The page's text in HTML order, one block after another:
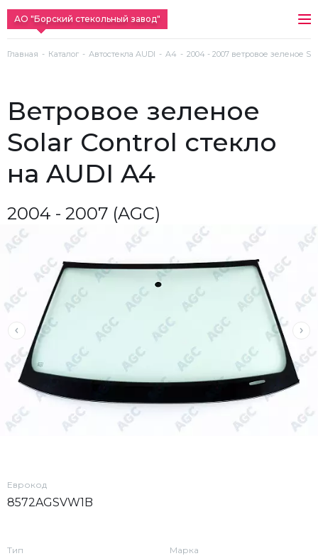
АО "Борский стекольный завод"
Главная Каталог Автостекла AUDI A4 2004 - 2007 ветровое зеленое
ветровое зеленое
Solar Control стекло
на AUDI A4
2004 - 2007 (AGC)
Еврокод
8572AGSVW1B
Тип Марка